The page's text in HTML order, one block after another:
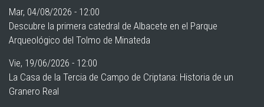
Mar, 04/08/2026 - 12:00
Descubre la primera catedral de Albacete en el Parque
Arqueológico del Tolmo de Minateda
Vie, 19/06/2026 - 12:00
La Casa de la Tercia de Campo de Criptana: Historia de un
Granero Real